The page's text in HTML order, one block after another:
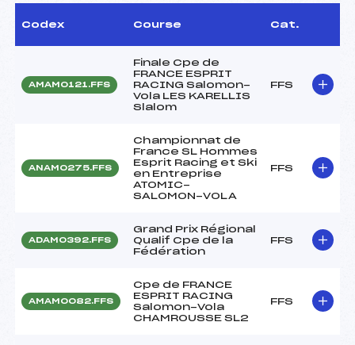
Codex Course Cat.
AMAM0121.FFS
Finale Cpe de
FRANCE ESPRIT
RACING Salomon-
Vola LES KARELLIS
Slalom
FFS
ANAM0275.FFS
Championnat de
France SL Hommes
Esprit Racing et Ski
en Entreprise
ATOMIC-
SALOMON-VOLA
FFS
ADAM0392.FFS
Grand Prix Régional
Qualif Cpe de la
Fédération
FFS
AMAM0082.FFS
Cpe de FRANCE
ESPRIT RACING
Salomon-Vola
CHAMROUSSE SL2
FFS